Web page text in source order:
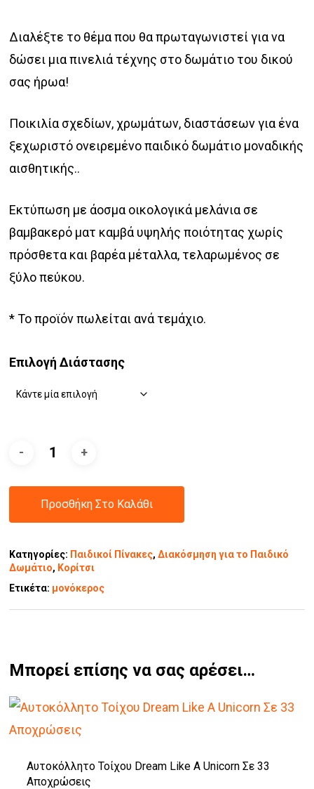
through
€71.00
Διαλέξτε το θέμα που θα πρωταγωνιστεί για να
δώσει μια πινελιά τέχνης στο δωμάτιο του δικού
σας ήρωα!
Ποικιλία σχεδίων, χρωμάτων, διαστάσεων για ένα
ξεχωριστό ονειρεμένο παιδικό δωμάτιο μοναδικής
αισθητικής..
Εκτύπωση με άοσμα οικολογικά μελάνια σε
βαμβακερό ματ καμβά υψηλής ποιότητας χωρίς
πρόσθετα και βαρέα μέταλλα, τελαρωμένος σε
ξύλο πεύκου.
* Το προϊόν πωλείται ανά τεμάχιο.
Επιλογή Διάστασης
Προσθήκη Στο Καλάθι
Κατηγορίες: Παιδικοί Πίνακες,Διακόσμηση για το Παιδικό
Δωμάτιο, Κορίτσι
Ετικέτα: μονόκερος
Μπορεί επίσης να σας αρέσει…
Αυτοκόλλητο Τοίχου Dream Like A Unicorn Σε 33
Αποχρώσεις